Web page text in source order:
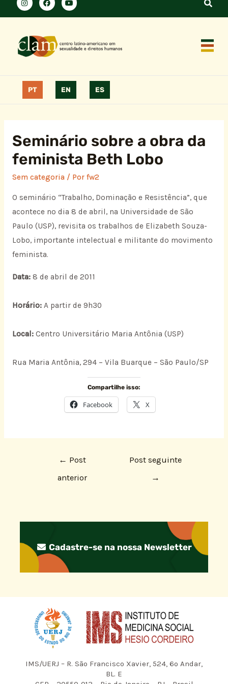
PT EN ES
Seminário sobre a obra da
feminista Beth Lobo
Sem categoria/ Por fw2
O seminário “Trabalho, Dominação e Resistência”, que
acontece no dia 8 de abril, na Universidade de São
Paulo (USP), revisita os trabalhos de Elizabeth Souza-
Lobo, importante intelectual e militante do movimento
feminista.
Data:8 de abril de 2011
Horário:A partir de 9h30
Local:Centro Universitário Maria Antônia (USP)
Rua Maria Antônia, 294 – Vila Buarque – São Paulo/SP
Compartilhe isso:
Facebook X
← Post
anterior
Post seguinte
→
Cadastre-se na nossa Newsletter
IMS/UERJ – R. São Francisco Xavier, 524, 6º Andar,
BL. E